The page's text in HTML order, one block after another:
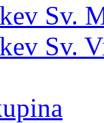
Sv.
Sv.